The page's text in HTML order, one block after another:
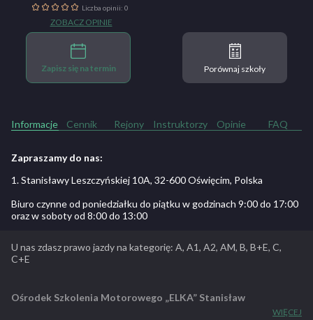
Liczba opinii: 0
ZOBACZ OPINIE
Zapisz się na termin Porównaj szkoły
Informacje Cennik Rejony Instruktorzy Opinie FAQ
Zapraszamy do nas:
1. Stanisławy Leszczyńskiej 10A, 32-600 Oświęcim, Polska
Biuro czynne od poniedziałku do piątku w godzinach 9:00 do 17:00
oraz w soboty od 8:00 do 13:00
U nas zdasz prawo jazdy na kategorię: A, A1, A2, AM, B, B+E, C,
C+E
Ośrodek Szkolenia Motorowego „ELKA” Stanisław
istnieje od roku 1999, kiedy to firma została wpisana doWIĘCEJ